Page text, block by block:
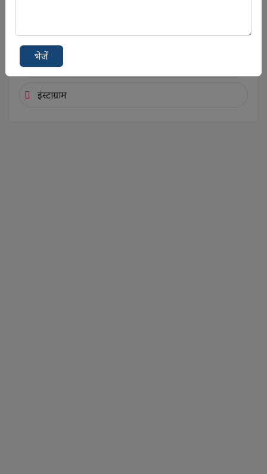
टेलीग्राम
यूट्यूब
इंस्टाग्राम
भेजें